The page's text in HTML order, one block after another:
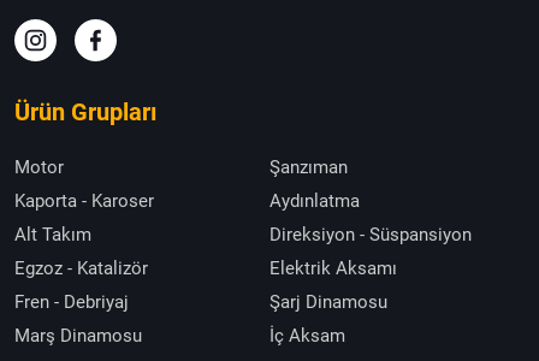
Ürün Grupları
Motor
Şanzıman
Kaporta - Karoser
Aydınlatma
Alt Takım
Direksiyon - Süspansiyon
Egzoz - Katalizör
Elektrik Aksamı
Fren - Debriyaj
Şarj Dinamosu
Marş Dinamosu
İç Aksam